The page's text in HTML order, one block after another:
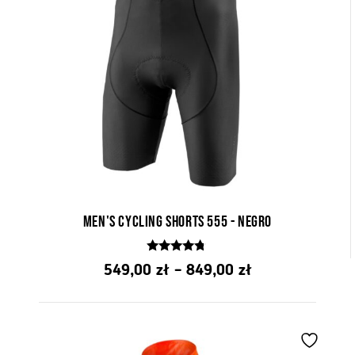
Men's cycling shorts 555 - Negro
4.58
z 5
549,00 zł – 849,00 złPrice